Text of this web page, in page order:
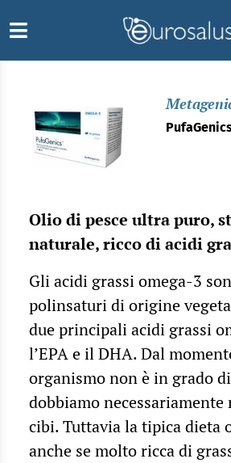
Olio di pesce ultra puro,
naturale, ricco di acidi
Gli acidi grassi omega-3
polinsaturi di origine
due principali acidi grassi
l’EPA e il DHA. Dal
organismo non è in grado
dobbiamo
cibi. Tuttavia la tipica dieta
anche se molto ricca di